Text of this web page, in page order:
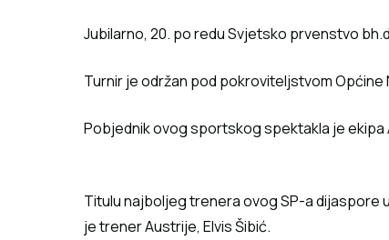
Jubilarno, 20. po redu Svjetsko prvenstvo
Turnir je održan pod pokroviteljstvom Općine
Pobjednik ovog sportskog spektakla je
Titulu najboljeg trenera ovog SP-a dijaspore
je trener Austrije, Elvis Šibić.